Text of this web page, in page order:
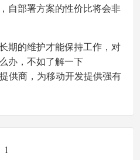
自部署方案的性价比将会非
期的维护才能保持工作，对
办，不如了解一下
提供商，为移动开发提供强有
1